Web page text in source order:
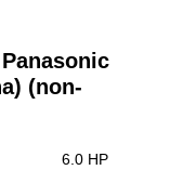
(non-
6.0 HP